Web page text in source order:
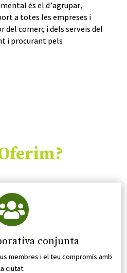
és el d’agrupar,
a totes les empreses i
del comerç i dels serveis del
i procurant pels
conjunta
membres i el teu compromís amb
ciutat.